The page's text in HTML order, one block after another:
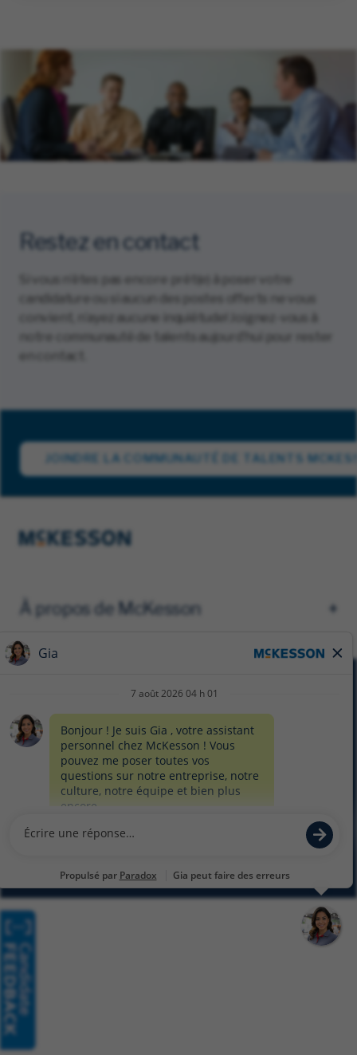
Restez en contact
Si vous n’êtes pas encore prêt(e) à poser votre
candidature ou si aucun des postes offerts ne vous
convient, n’ayez aucune inquiétude! Joignez-vous à
notre communauté de talents aujourd’hui pour rester
en contact.
JOINDRE LA COMMUNAUTÉ DE TALENTS
À propos de McKesson
FORMULAIRE DE CONFIDENTIALITÉ
PRÉFÉRENCES EN MATIÈRE DE TÉMOINS
PLAN DU SITE
© 2026 MCKESSON CORPORATION
FacebookLinkedIn